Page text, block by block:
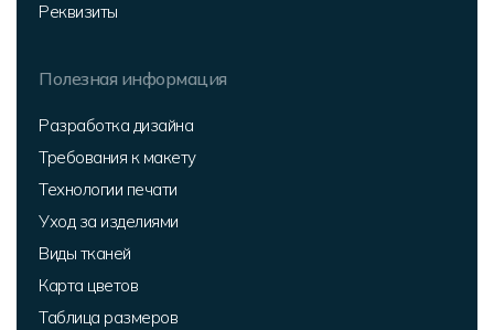
Реквизиты
Полезная информация
Разработка дизайна
Требования к макету
Технологии печати
Уход за изделиями
Виды тканей
Карта цветов
Таблица размеров